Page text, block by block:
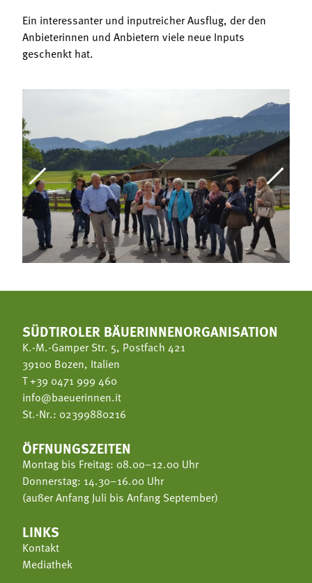
Ein interessanter und inputreicher Ausflug, der den
Anbieterinnen und Anbietern viele neue Inputs
geschenkt hat.
SÜDTIROLER BÄUERINNENORGANISATION
K.-M.-Gamper Str. 5, Postfach 421
39100 Bozen, Italien
T+39 0471 999 460
info@baeuerinnen.it
St.-Nr.: 02399880216
ÖFFNUNGSZEITEN
Montag bis Freitag: 08.00–12.00 Uhr
Donnerstag: 14.30–16.00 Uhr
(außer Anfang Juli bis Anfang September)
LINKS
Kontakt
Mediathek